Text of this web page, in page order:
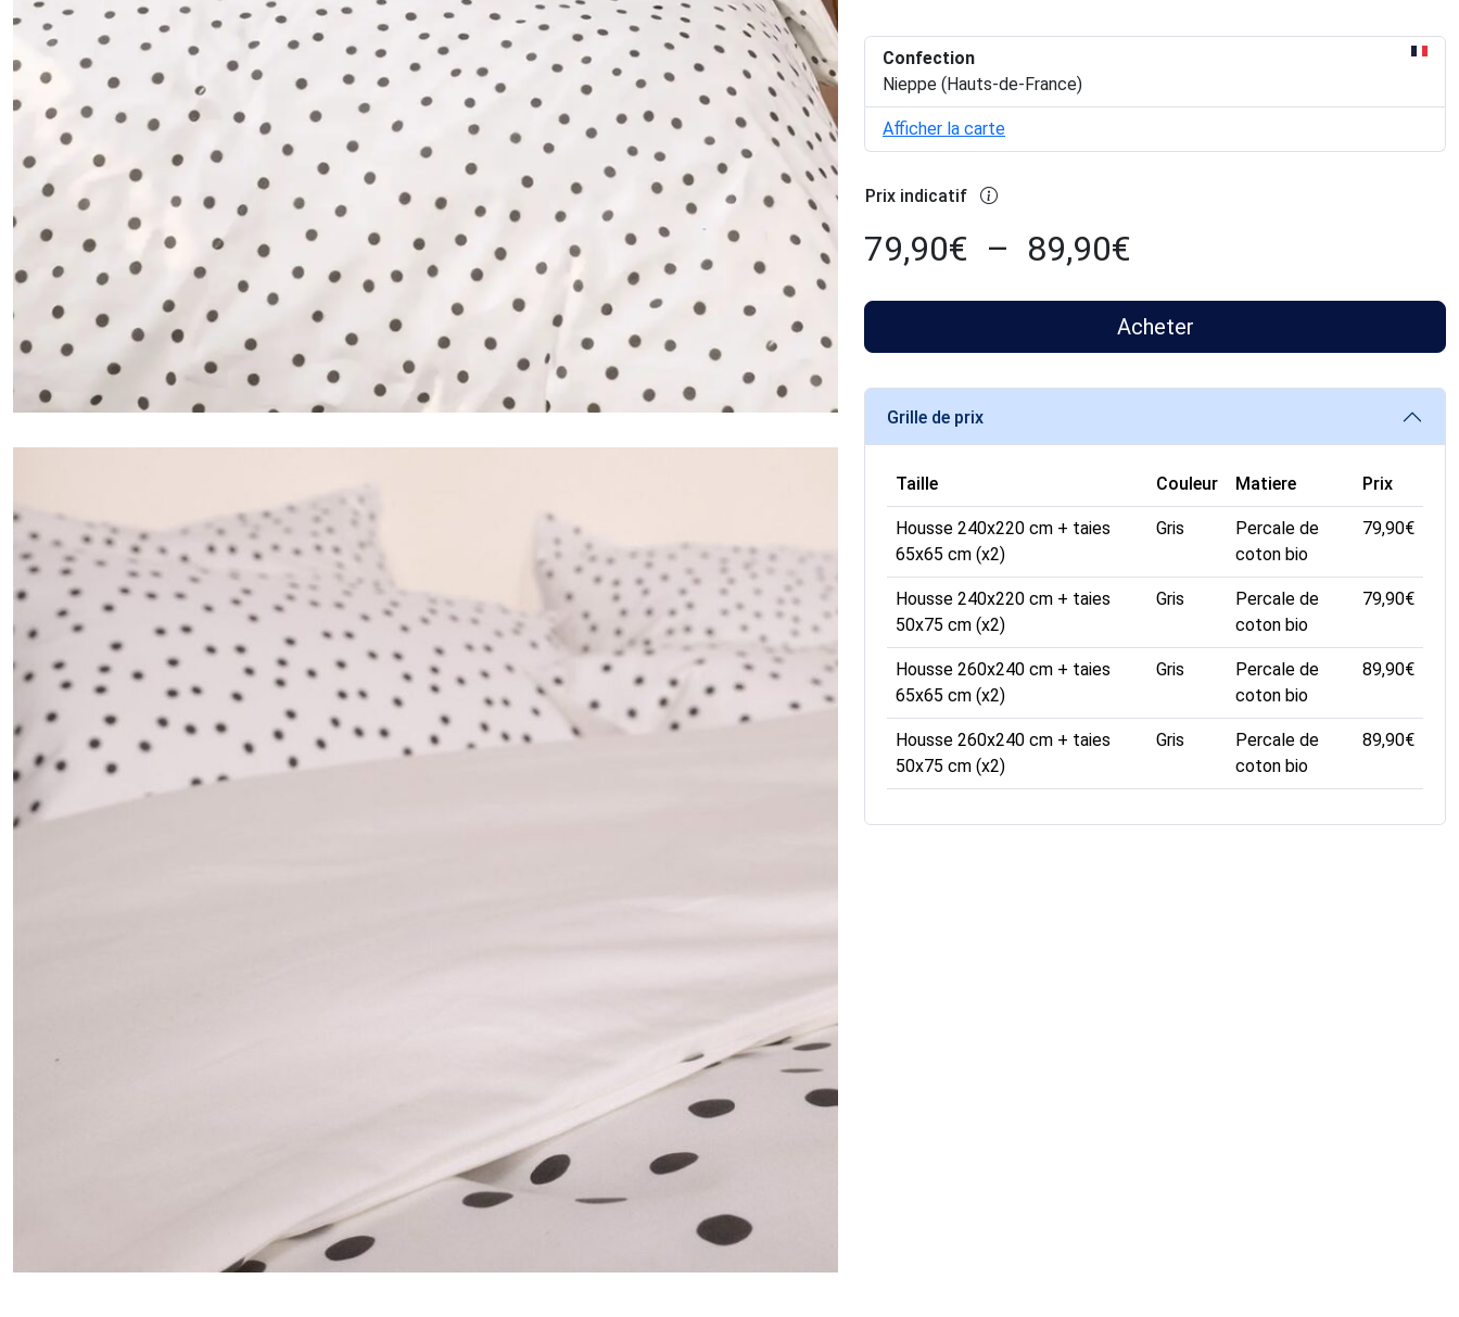
Confection
Nieppe (Hauts-de-France)
Afficher la carte
Prix indicatif
79,90€ – 89,90€
Acheter
Grille de prix
Taille Couleur Matiere Prix
Housse 240x220 cm + taies
65x65 cm (x2)
Gris
Percale de
coton bio
79,90€
Housse 240x220 cm + taies
50x75 cm (x2)
Gris
Percale de
coton bio
79,90€
Housse 260x240 cm + taies
65x65 cm (x2)
Gris
Percale de
coton bio
89,90€
Housse 260x240 cm + taies
50x75 cm (x2)
Gris
Percale de
coton bio
89,90€